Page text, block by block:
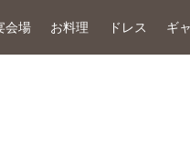
会場 お料理 ドレス ギ